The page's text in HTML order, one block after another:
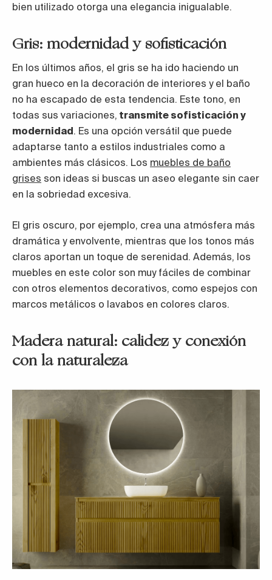
bien utilizado otorga una elegancia inigualable.
Gris: modernidad y sofisticación
En los últimos años, el gris se ha ido haciendo un
gran hueco en la decoración de interiores y el baño
no ha escapado de esta tendencia. Este tono, en
todas sus variaciones, transmite sofisticación y
modernidad. Es una opción versátil que puede
adaptarse tanto a estilos industriales como a
ambientes más clásicos. Los muebles de baño
grises son ideas si buscas un aseo elegante sin caer
en la sobriedad excesiva.
El gris oscuro, por ejemplo, crea una atmósfera más
dramática y envolvente, mientras que los tonos más
claros aportan un toque de serenidad. Además, los
muebles en este color son muy fáciles de combinar
con otros elementos decorativos, como espejos con
marcos metálicos o lavabos en colores claros.
Madera natural: calidez y conexión
con la naturaleza